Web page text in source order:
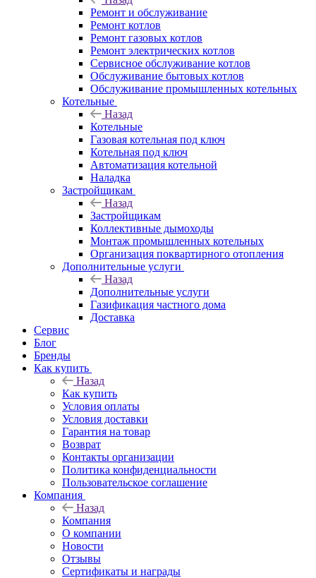
Ремонт и обслуживание
Ремонт котлов
Ремонт газовых котлов
Ремонт электрических котлов
Сервисное обслуживание котлов
Обслуживание бытовых котлов
Обслуживание промышленных котельных
Котельные
Назад
Котельные
Газовая котельная под ключ
Котельная под ключ
Автоматизация котельной
Наладка
Застройщикам
Назад
Застройщикам
Коллективные дымоходы
Монтаж промышленных котельных
Организация поквартирного отопления
Дополнительные услуги
Назад
Дополнительные услуги
Газификация частного дома
Доставка
Сервис
Блог
Бренды
Как купить
Назад
Как купить
Условия оплаты
Условия доставки
Гарантия на товар
Возврат
Контакты организации
Политика конфиденциальности
Пользовательское соглашение
Компания
Назад
Компания
О компании
Новости
Отзывы
Сертификаты и награды